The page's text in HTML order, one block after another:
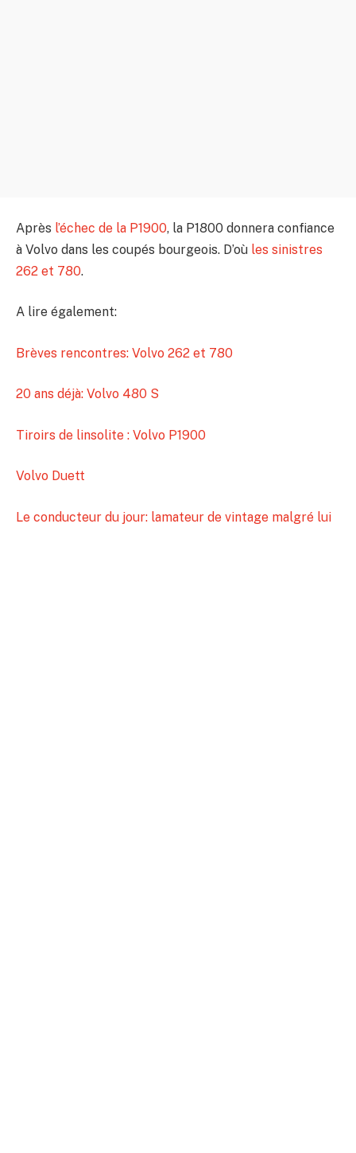
Après l’échec de la P1900, la P1800 donnera confiance
à Volvo dans les coupés bourgeois. D’où les sinistres
262 et 780.
A lire également:
Brèves rencontres: Volvo 262 et 780
20 ans déjà: Volvo 480 S
Tiroirs de linsolite : Volvo P1900
Volvo Duett
Le conducteur du jour: lamateur de vintage malgré lui